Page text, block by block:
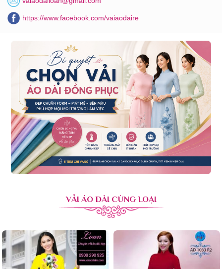
https://www.facebook.com/vaiaodaire
VẢI ÁO DÀI CÙNG LOẠI